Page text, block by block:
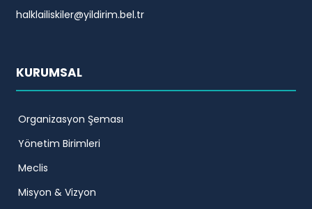
halklailiskiler@yildirim.bel.tr
KURUMSAL
Organizasyon Şeması
Yönetim Birimleri
Meclis
Misyon & Vizyon